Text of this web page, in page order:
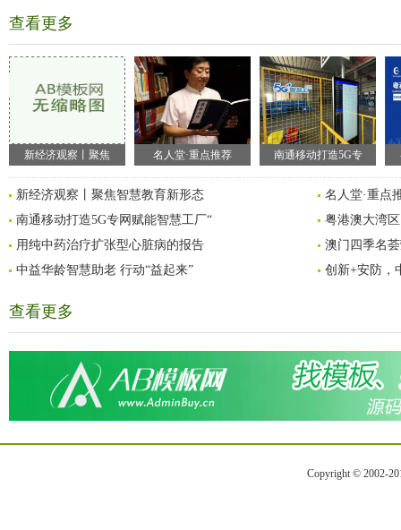
查看更多
新经济观察丨聚焦 名人堂·重点推荐 南通移动打造5G专
新经济观察丨聚焦智慧教育新形态
名人堂·重点
南通移动打造5G专网赋能智慧工厂“
粤港澳大湾
用纯中药治疗扩张型心脏病的报告
澳门四季名
中益华龄智慧助老 行动“益起来”
创新+安防，
查看更多
Copyright © 2002-